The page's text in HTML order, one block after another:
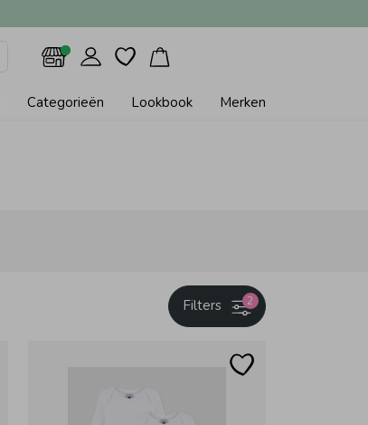
Categorieën Lookbook Merken
2
Filters